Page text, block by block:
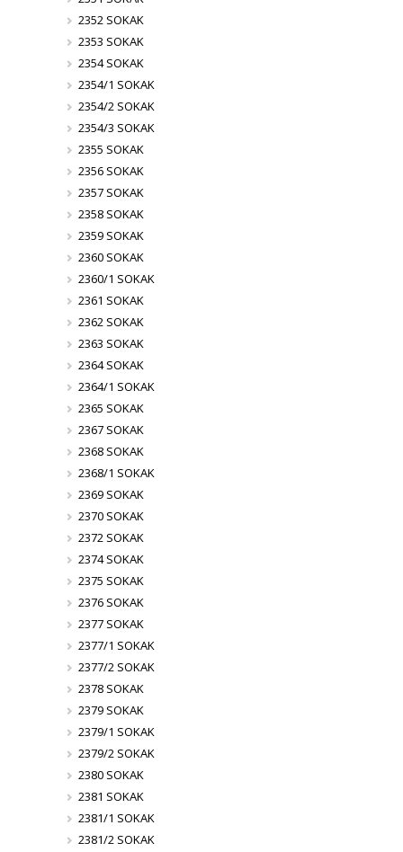
2352 SOKAK
2353 SOKAK
2354 SOKAK
2354/1 SOKAK
2354/2 SOKAK
2354/3 SOKAK
2355 SOKAK
2356 SOKAK
2357 SOKAK
2358 SOKAK
2359 SOKAK
2360 SOKAK
2360/1 SOKAK
2361 SOKAK
2362 SOKAK
2363 SOKAK
2364 SOKAK
2364/1 SOKAK
2365 SOKAK
2367 SOKAK
2368 SOKAK
2368/1 SOKAK
2369 SOKAK
2370 SOKAK
2372 SOKAK
2374 SOKAK
2375 SOKAK
2376 SOKAK
2377 SOKAK
2377/1 SOKAK
2377/2 SOKAK
2378 SOKAK
2379 SOKAK
2379/1 SOKAK
2379/2 SOKAK
2380 SOKAK
2381 SOKAK
2381/1 SOKAK
2381/2 SOKAK